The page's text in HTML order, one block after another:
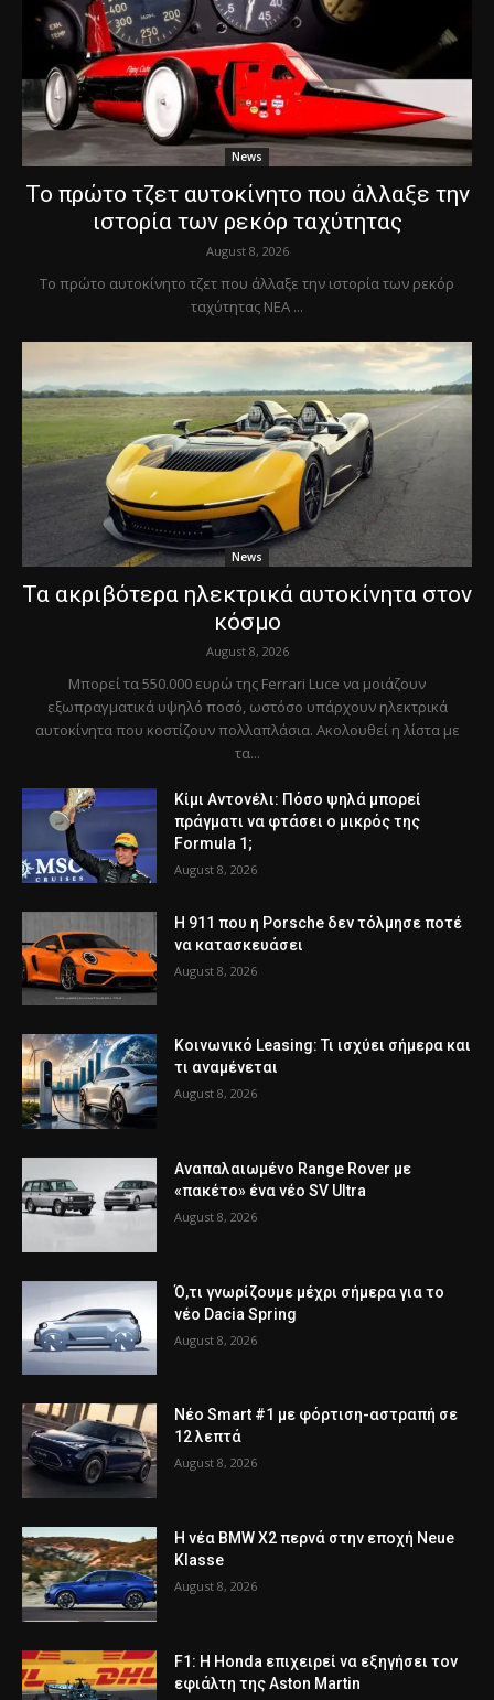
News
Το πρώτο τζετ αυτοκίνητο που άλλαξε την
ιστορία των ρεκόρ ταχύτητας
August 8, 2026
Το πρώτο αυτοκίνητο τζετ που άλλαξε την ιστορία των ρεκόρ
ταχύτητας ΝΕΑ ...
News
Τα ακριβότερα ηλεκτρικά αυτοκίνητα στον
κόσμο
August 8, 2026
Μπορεί τα 550.000 ευρώ της Ferrari Luce να μοιάζουν
εξωπραγματικά υψηλό ποσό, ωστόσο υπάρχουν ηλεκτρικά
αυτοκίνητα που κοστίζουν πολλαπλάσια. Ακολουθεί η λίστα με
τα...
Κίμι Αντονέλι: Πόσο ψηλά μπορεί
πράγματι να φτάσει ο μικρός της
Formula 1;
August 8, 2026
Η 911 που η Porsche δεν τόλμησε ποτέ
να κατασκευάσει
August 8, 2026
Κοινωνικό Leasing: Τι ισχύει σήμερα και
τι αναμένεται
August 8, 2026
Αναπαλαιωμένο Range Rover με
«πακέτο» ένα νέο SV Ultra
August 8, 2026
Ό,τι γνωρίζουμε μέχρι σήμερα για το
νέο Dacia Spring
August 8, 2026
Νέο Smart #1 με φόρτιση-αστραπή σε
12 λεπτά
August 8, 2026
Η νέα BMW X2 περνά στην εποχή Neue
Klasse
August 8, 2026
F1: Η Honda επιχειρεί να εξηγήσει τον
εφιάλτη της Aston Martin